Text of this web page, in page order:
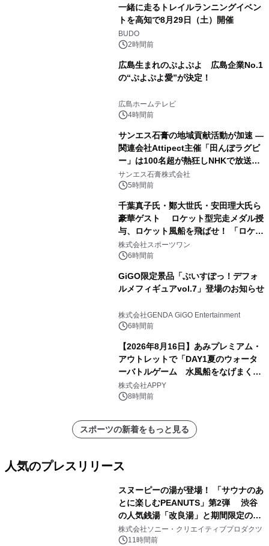
一緒に走るトレイルランニングイベン
トを高知で8月29日（土）開催
BUDO
2時間前
広島生まれのぷよぷよ 広島企業No.1
の“ぷよぷよ愛”が決定！
広島ホームテレビ
4時間前
サンエス石膏の地域貢献活動が加速 ―
関連会社Attipect主催「田んぼラグビ
ー」は100名超が熱狂しNHKで放送さ
れました。
サンエス石膏株式会社
5時間前
千葉真子氏・鄭大世氏・安田理大氏ら
豪華ゲスト ロケット型完走メダル授
与、ロケット風船を飛ばせ！ 「ロケッ
トマラソン2026」開催
株式会社スポーツワン
6時間前
GiGO限定景品「ぶいすぽっ！デフォ
ルメフィギュアvol.7」登場のお知らせ
株式会社GENDA GiGO Entertainment
6時間前
【2026年8月16日】あみプレミアム・
アウトレットで「DAY1夏のウォータ
ーバトルゲーム 水風船をなげまくろ
う！」を開催
株式会社APPY
8時間前
スポーツの新着をもっと見る
人気のプレスリリース
スヌーピーの湯が登場！ 「サウナのあ
とに楽しむPEANUTS」第2弾 渋谷
の人気銭湯「改良湯」と期間限定のコ
ラボレーション サウナイキタイコラ
ボグッズも発売決定！
株式会社ソニー・クリエイティブプロダクツ
11時間前